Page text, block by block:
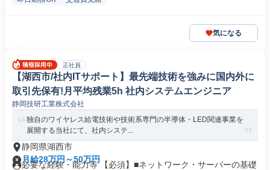
気になる
正社員
【湖西市/社内ITサポート】最先端技術を強みに国内外に
取引先保有!月平均残業5h 社内システムエンジニア
静岡技研工業株式会社
独自のワイヤレス給電技術や技術系専門の半導体・LED関連事業を
展開する当社にて、社内システ...
静岡県湖西市
月給28万円～50万円
必要な経験・能力等 【必須】■ネットワーク・サーバーの基礎